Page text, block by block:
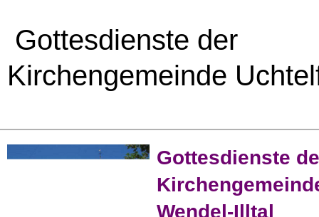
Gottesdienste der
Kirchengemeinde
Gottesdienste
Wendel-Illtal